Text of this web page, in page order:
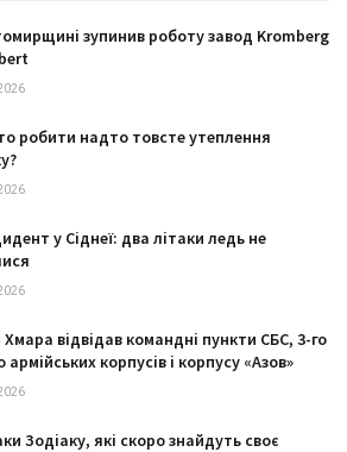
зупинив роботу завод Kromberg
робити надто товсте утеплення
у Сіднеї: два літаки ледь не
Хмара відвідав командні пункти СБС, 3-го
армійських корпусів і корпусу «Азов»
Зодіаку, які скоро знайдуть своє